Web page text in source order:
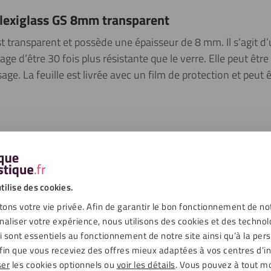
des cookies.
votre vie privée. Afin de garantir le bon fonctionnement de
votre expérience, nous utilisons des cookies et des
sont essentiels au fonctionnement de notre site ainsi qu’à la
que vous receviez des offres mieux adaptées à vos centres
les cookies optionnels ou voir les détails. Vous pouvez à tout
GS 8mm transparent
transparent et possède une épaisseur de 8 mm. Il s’agit
d’être 30 fois plus résistante que le verre. Elle peut
La feuille est livrée avec un film de protection et
que le verre et pourtant il s’agit d’un matériau très solide : il
une seule ligne de faille est créée, le matériau ne se
que le verre puisque sa transmission lumineuse est de 92%.
visiblement plus de lumière que le verre de la même
pour les projets extérieurs tels que les pare-brise et les